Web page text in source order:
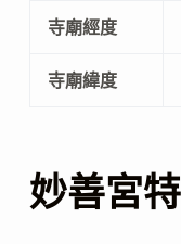
寺廟經度
寺廟緯度
妙善宮